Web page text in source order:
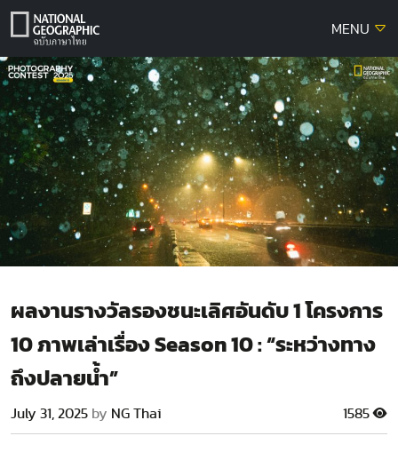
Skip
MENU
ผลงานรางวัลรองชนะเลิศอันดับ 1 โครงการ
10 ภาพเล่าเรื่อง Season 10 : “ระหว่างทาง
ถึงปลายน้ำ”
July 31, 2025 by NG Thai 1585